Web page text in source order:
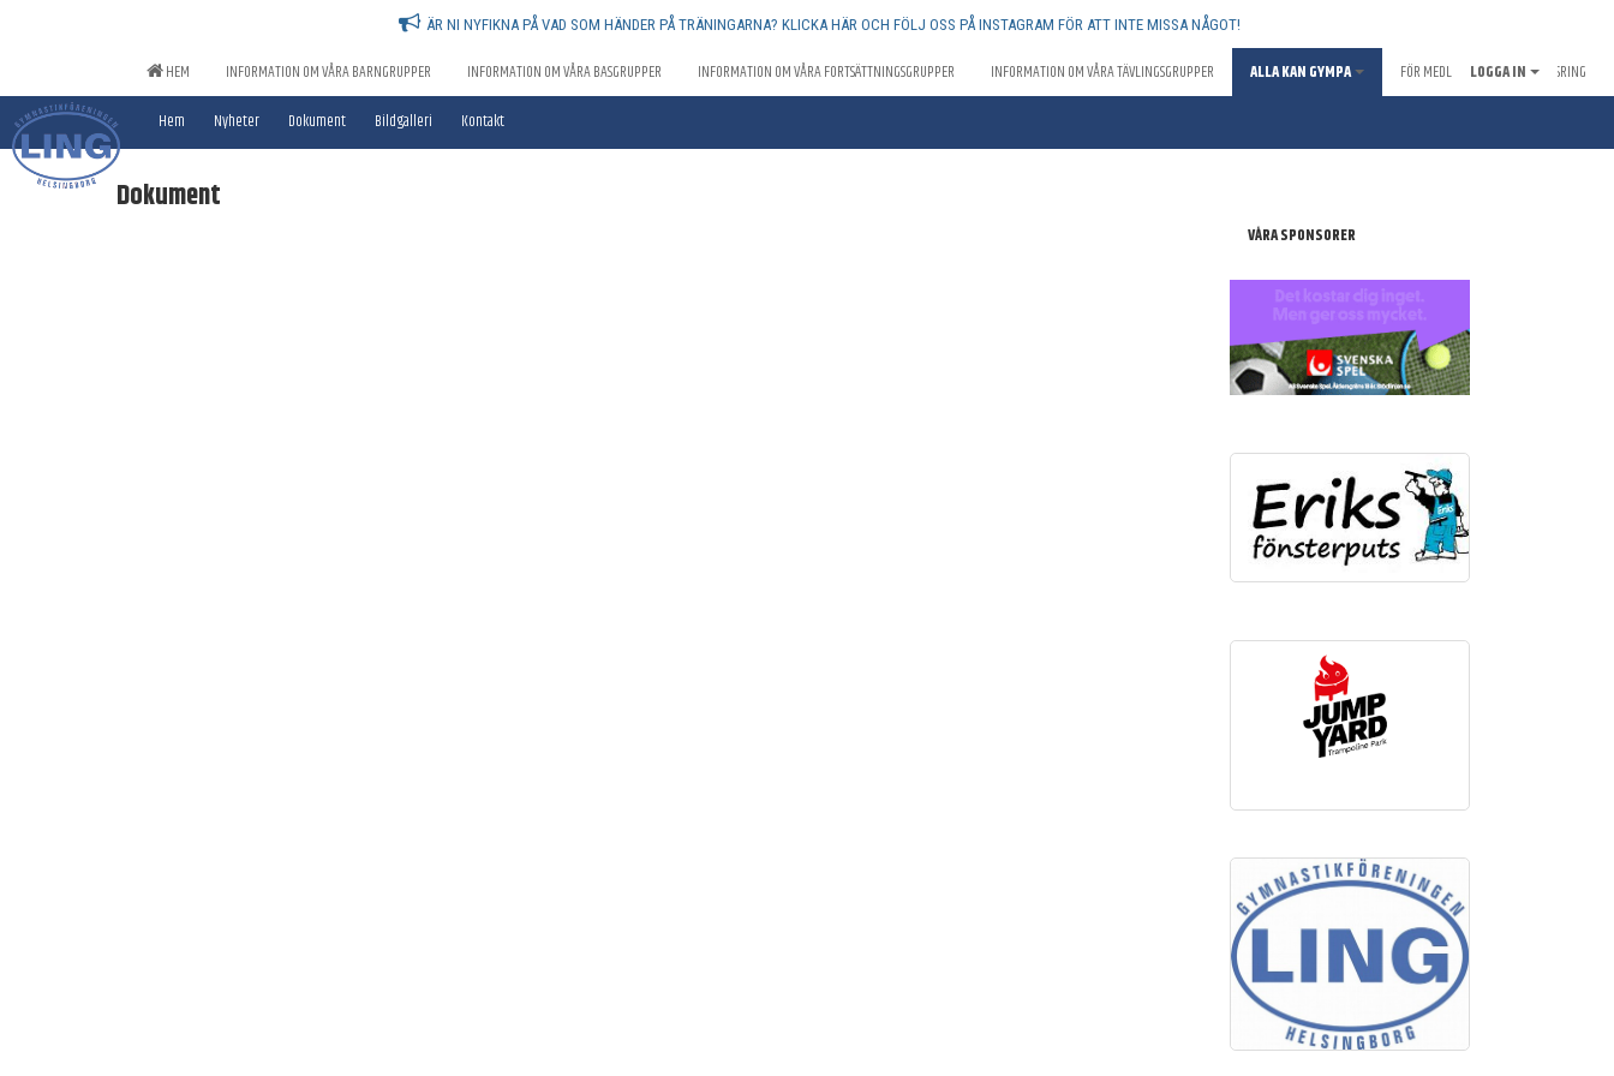
ÄR NI NYFIKNA PÅ VAD SOM HÄNDER PÅ TRÄNINGARNA? KLICKA HÄR OCH FÖLJ OSS PÅ INSTAGRAM FÖR ATT INTE MISSA NÅGOT!
HEM INFORMATION OM VÅRA BARNGRUPPER INFORMATION OM VÅRA BASGRUPPER INFORMATION OM VÅRA FORTSÄTTNINGSGRUPPER INFORMATION OM VÅRA TÄVLINGSGRUPPER ALLA KAN GYMPA FÖR MEDLEMMAR SPONSRING
LOGGA IN
Hem Nyheter Dokument Bildgalleri Kontakt
Dokument
VÅRA SPONSORER